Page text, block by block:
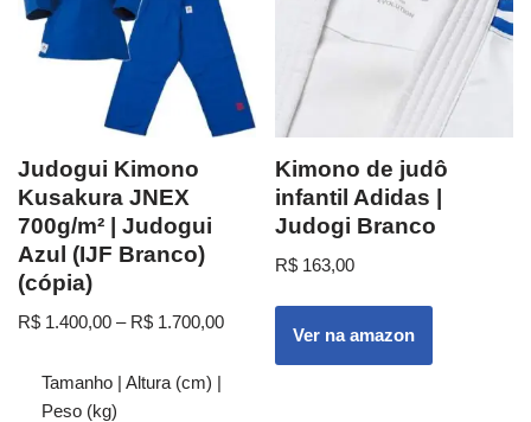
Judogui Kimono
Kusakura JNEX
700g/m² | Judogui
Azul (IJF Branco)
(cópia)
R$ 1.400,00 – R$ 1.700,00
Tamanho | Altura (cm) |
Peso (kg)
Kimono de judô
infantil Adidas |
Judogi Branco
R$ 163,00
Ver na amazon